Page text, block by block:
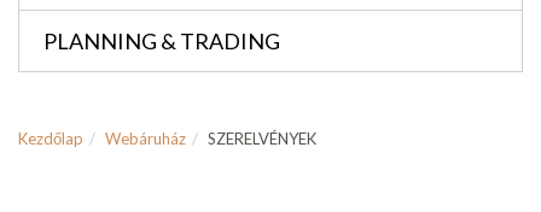
PLANNING & TRADING
Kezdőlap Webáruház SZERELVÉNYEK